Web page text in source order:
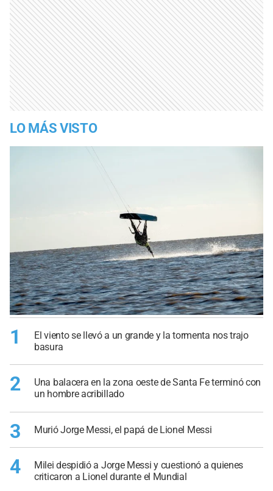
LO MÁS VISTO
1
El viento se llevó a un grande y la tormenta nos trajo
basura
2
Una balacera en la zona oeste de Santa Fe terminó con
un hombre acribillado
3 Murió Jorge Messi, el papá de Lionel Messi
4
Milei despidió a Jorge Messi y cuestionó a quienes
criticaron a Lionel durante el Mundial